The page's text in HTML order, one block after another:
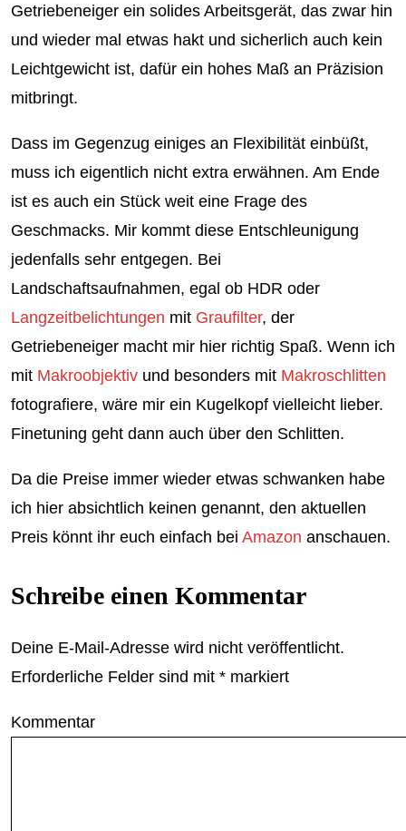
Getriebeneiger ein solides Arbeitsgerät, das zwar hin
und wieder mal etwas hakt und sicherlich auch kein
Leichtgewicht ist, dafür ein hohes Maß an Präzision
mitbringt.
Dass im Gegenzug einiges an Flexibilität einbüßt,
muss ich eigentlich nicht extra erwähnen. Am Ende
ist es auch ein Stück weit eine Frage des
Geschmacks. Mir kommt diese Entschleunigung
jedenfalls sehr entgegen. Bei
Landschaftsaufnahmen, egal ob HDR oder
Langzeitbelichtungen mit Graufilter, der
Getriebeneiger macht mir hier richtig Spaß. Wenn ich
mit Makroobjektiv und besonders mit Makroschlitten
fotografiere, wäre mir ein Kugelkopf vielleicht lieber.
Finetuning geht dann auch über den Schlitten.
Da die Preise immer wieder etwas schwanken habe
ich hier absichtlich keinen genannt, den aktuellen
Preis könnt ihr euch einfach bei Amazon anschauen.
Schreibe einen Kommentar
Deine E-Mail-Adresse wird nicht veröffentlicht.
Erforderliche Felder sind mit * markiert
Kommentar